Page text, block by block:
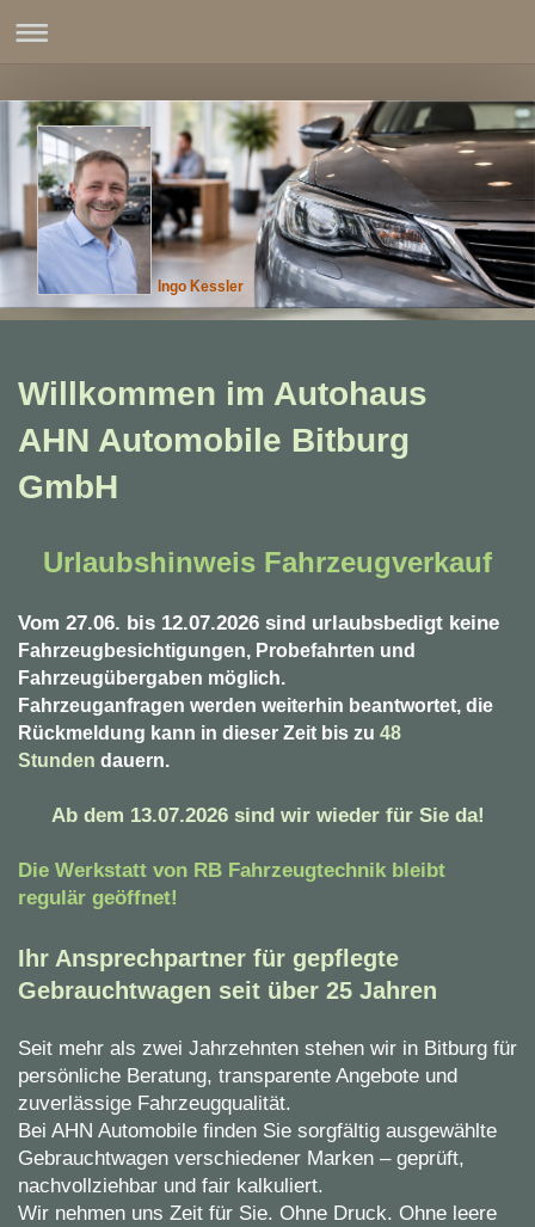
Ingo Kessler
Willkommen im Autohaus
AHN Automobile Bitburg
GmbH
Urlaubshinweis Fahrzeugverkauf
Vom 27.06. bis 12.07.2026 sind urlaubsbedigt keine
Fahrzeugbesichtigungen, Probefahrten und
Fahrzeugübergaben möglich.
Fahrzeuganfragen werden weiterhin beantwortet, die
Rückmeldung kann in dieser Zeit bis zu 48
Stunden dauern.
Ab dem 13.07.2026 sind wir wieder für Sie da!
Die Werkstatt von RB Fahrzeugtechnik bleibt
regulär geöffnet!
Ihr Ansprechpartner für gepflegte
Gebrauchtwagen seit über 25 Jahren
Seit mehr als zwei Jahrzehnten stehen wir in Bitburg für
persönliche Beratung, transparente Angebote und
zuverlässige Fahrzeugqualität.
Bei AHN Automobile finden Sie sorgfältig ausgewählte
Gebrauchtwagen verschiedener Marken – geprüft,
nachvollziehbar und fair kalkuliert.
Wir nehmen uns Zeit für Sie. Ohne Druck. Ohne leere